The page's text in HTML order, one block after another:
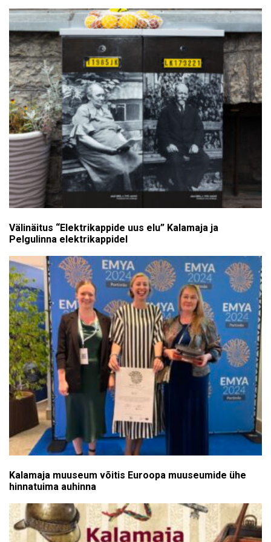
Välinäitus “Elektrikappide uus elu” Kalamaja ja
Pelgulinna elektrikappidel
Kalamaja muuseum võitis Euroopa muuseumide ühe
hinnatuima auhinna